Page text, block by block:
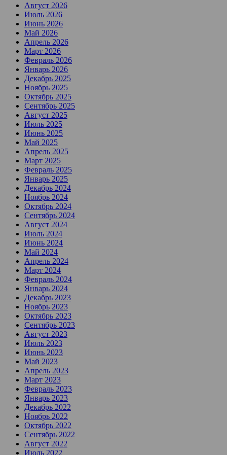
Август 2026
Июль 2026
Июнь 2026
Май 2026
Апрель 2026
Март 2026
Февраль 2026
Январь 2026
Декабрь 2025
Ноябрь 2025
Октябрь 2025
Сентябрь 2025
Август 2025
Июль 2025
Июнь 2025
Май 2025
Апрель 2025
Март 2025
Февраль 2025
Январь 2025
Декабрь 2024
Ноябрь 2024
Октябрь 2024
Сентябрь 2024
Август 2024
Июль 2024
Июнь 2024
Май 2024
Апрель 2024
Март 2024
Февраль 2024
Январь 2024
Декабрь 2023
Ноябрь 2023
Октябрь 2023
Сентябрь 2023
Август 2023
Июль 2023
Июнь 2023
Май 2023
Апрель 2023
Март 2023
Февраль 2023
Январь 2023
Декабрь 2022
Ноябрь 2022
Октябрь 2022
Сентябрь 2022
Август 2022
Июль 2022